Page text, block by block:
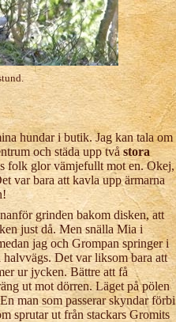
hundar i butik. Jag kan tala om
och städa upp tvåstora
folk glor vämjefullt mot en. Okej,
var bara att kavla upp ärmarna
grinden bakom disken, att
just då. Men snälla Mia i
jag och Grompan springer i
Det var liksom bara att
ur jycken. Bättre att få
ut mot dörren. Läget på pölen
man som passerar skyndar förbi
sprutar ut från stackars Gromits